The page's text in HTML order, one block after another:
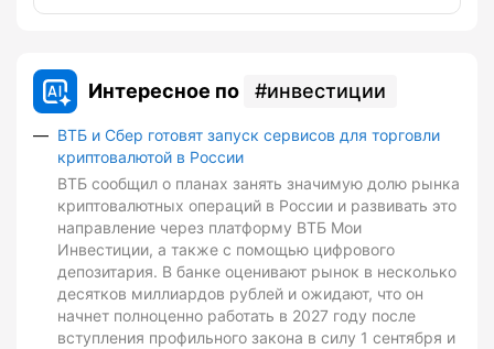
Интересное по инвестиции
ВТБ и Сбер готовят запуск сервисов для торговли
криптовалютой в России
ВТБ сообщил о планах занять значимую долю рынка
криптовалютных операций в России и развивать это
направление через платформу ВТБ Мои
Инвестиции, а также с помощью цифрового
депозитария. В банке оценивают рынок в несколько
десятков миллиардов рублей и ожидают, что он
начнет полноценно работать в 2027 году после
вступления профильного закона в силу 1 сентября и